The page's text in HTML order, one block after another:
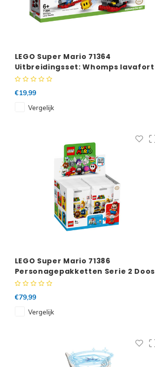
LEGO Super Mario 71364
Uitbreidingsset: Whomps lavafort
€19,99
Vergelijk
LEGO Super Mario 71386
Personagepakketten Serie 2 Doos
20st
€79,99
Vergelijk